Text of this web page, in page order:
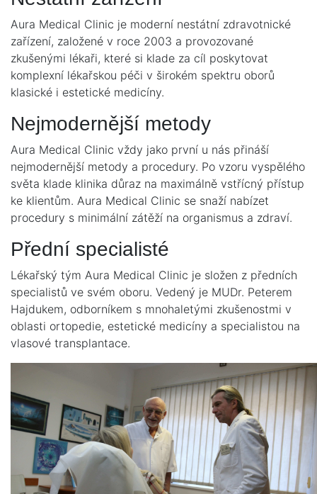
Aura Medical Clinic je moderní nestátní zdravotnické
zařízení, založené v roce 2003 a provozované
zkušenými lékaři, které si klade za cíl poskytovat
komplexní lékařskou péči v širokém spektru oborů
klasické i estetické medicíny.
Nejmodernější metody
Aura Medical Clinic vždy jako první u nás přináší
nejmodernější metody a procedury. Po vzoru vyspělého
světa klade klinika důraz na maximálně vstřícný přístup
ke klientům. Aura Medical Clinic se snaží nabízet
procedury s minimální zátěží na organismus a zdraví.
Přední specialisté
Lékařský tým Aura Medical Clinic je složen z předních
specialistů ve svém oboru. Vedený je MUDr. Peterem
Hajdukem, odborníkem s mnohaletými zkušenostmi v
oblasti ortopedie, estetické medicíny a specialistou na
vlasové transplantace.